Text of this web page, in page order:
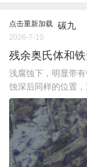
点击重新加载 碳九
2026-7-10
残余奥氏体和
浅腐蚀下，明显带
蚀深后同样的位置